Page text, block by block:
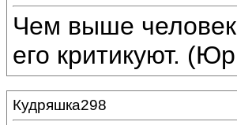
Чем выше
его критикуют.
Кудряшка298